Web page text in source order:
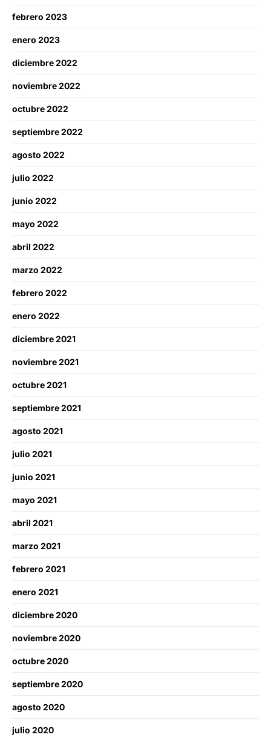
febrero 2023
enero 2023
diciembre 2022
noviembre 2022
octubre 2022
septiembre 2022
agosto 2022
julio 2022
junio 2022
mayo 2022
abril 2022
marzo 2022
febrero 2022
enero 2022
diciembre 2021
noviembre 2021
octubre 2021
septiembre 2021
agosto 2021
julio 2021
junio 2021
mayo 2021
abril 2021
marzo 2021
febrero 2021
enero 2021
diciembre 2020
noviembre 2020
octubre 2020
septiembre 2020
agosto 2020
julio 2020